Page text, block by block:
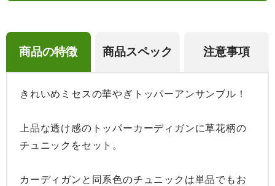
商品の特徴 商品スペック 注意事項
きれいめミセスの華やぎトッパーアンサンブル！
上品な透け感のトッパーカーディガンに草花柄の
チュニックをセット。
カーディガンと同系色のチュニックは単品でもお